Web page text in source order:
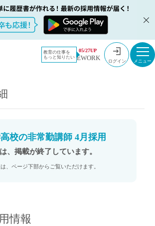
教育の仕事を
もっと知りたい
05/27UP
EWORK ログイン
採用情報
師 4月採用
校の非常勤講師 4月採用
、掲載が終了しています。
、ページ下部からご覧いただけます。
情報